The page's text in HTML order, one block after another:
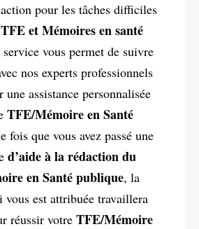
pour les tâches difficiles
TFE et Mémoires en santé
service vous permet de suivre
nos experts professionnels
une assistance personnalisée
TFE/Mémoire en Santé
fois que vous avez passé une
d’aide à la rédaction du
en Santé publique, la
vous est attribuée travaillera
réussir votre TFE/Mémoire